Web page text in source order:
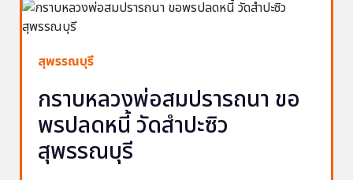
สุพรรณบุรี
กราบหลวงพ่อสมปรารถนา ขอ
พรปลดหนี้ วัดสำปะซิว
สุพรรณบุรี